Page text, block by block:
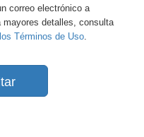
correo electrónico a
mayores detalles, consulta
los Términos de Uso.